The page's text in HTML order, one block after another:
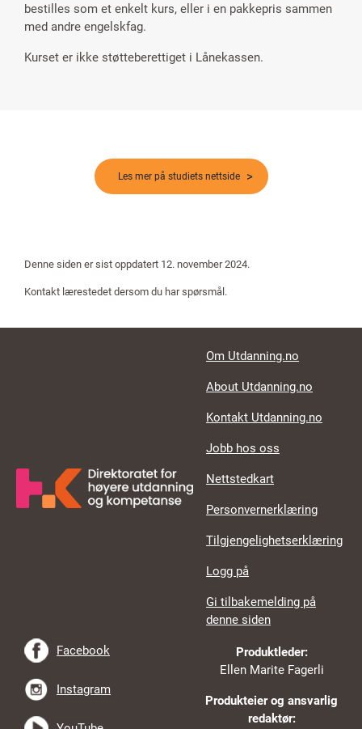
bestilles som et enkelt kurs, eller i en pakkepris sammen
med andre engelskfag.
Kurset er ikke støtteberettiget i Lånekassen.
Les mer på studiets nettside
Denne siden er sist oppdatert 12. november 2024.
Kontakt lærestedet dersom du har spørsmål.
Footer links
Om Utdanning.no
About Utdanning.no
Kontakt Utdanning.no
Jobb hos oss
Nettstedkart
Personvernerklæring
Tilgjengelighetserklæring
Logg på
Gi tilbakemelding på
denne siden
Produktleder:
Ellen Marite Fagerli
Produkteier og ansvarlig
redaktør:
Facebook
Instagram